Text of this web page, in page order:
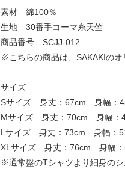
素材 綿100％
生地 30番手コーマ糸天竺
商品番号 SCJJ-012
※こちらの商品は、SAKAKIのオ
サイズ
Sサイズ 身丈：67cm 身幅：
Mサイズ 身丈：70cm 身幅：
Lサイズ 身丈：73cm 身幅：
XLサイズ 身丈：76cm 身幅：
※通常盤のTシャツより細身のシ